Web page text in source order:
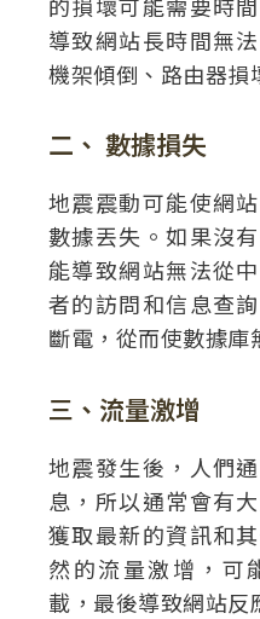
導致網站長時間無
機架傾倒、路由器損
二、 數據損失
地震震動可能使網
數據丟失。如果沒
能導致網站無法從
者的訪問和信息查
斷電，從而使數據庫
三、流量激增
地震發生後，人們
息，所以通常會有
獲取最新的資訊和
然的流量激增，可
載，最後導致網站反